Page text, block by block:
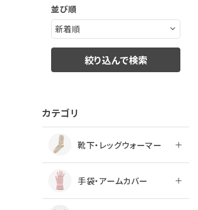
並び順
絞り込んで検索
カテゴリ
靴下・レッグウォーマー
手袋・アームカバー